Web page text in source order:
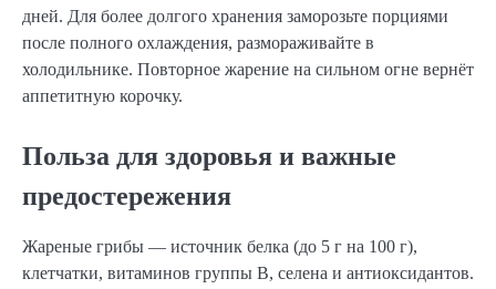
дней. Для более долгого хранения заморозьте порциями
после полного охлаждения, размораживайте в
холодильнике. Повторное жарение на сильном огне вернёт
аппетитную корочку.
Польза для здоровья и важные
предостережения
Жареные грибы — источник белка (до 5 г на 100 г),
клетчатки, витаминов группы B, селена и антиоксидантов.